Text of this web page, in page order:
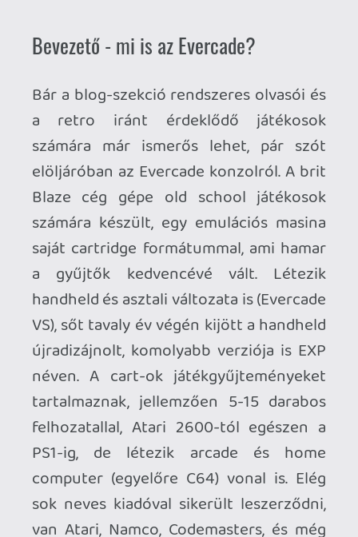
PS1-ig, de létezik arcade és home
sok neves kiadóval sikerült leszerződni,
van Atari, Namco, Codemasters, és még
temérdek más kollekció. A régi
klasszikusok mellett független
("magyarul" indie :) fejlesztők modern
retro játékai is megjelentek a gépre.
Összesen majdnem 40 cart jött ki eddig,
ami több mint 400 játékot jelent.
Folyamatosan jönnek az újabb játékok,
nekem hatalmas kedvencem a gép,
egyrészt a régi klasszikusok
újrajátszására, másrészt elfeledett vagy
új gyöngyszmek felfedezésére.
Az Evercade EXP megjelenése
egyébként rendkívül izgalmasan
alakult. Az új handheld gép a jobb
minőségű kijelző mellett most már
tudja a TATE módot, amivel 90 fokban
elforgatva a gépet kényelmesen
játszhatunk vertikális orientációjú
shooterekkel. Sajnos a kütyü ára
jelentősen megnövekedett az OG
verzióhoz képest, a Blaze szerint a